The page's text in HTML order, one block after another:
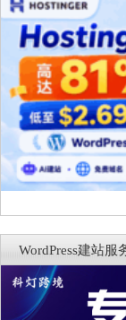
WordPress建站服